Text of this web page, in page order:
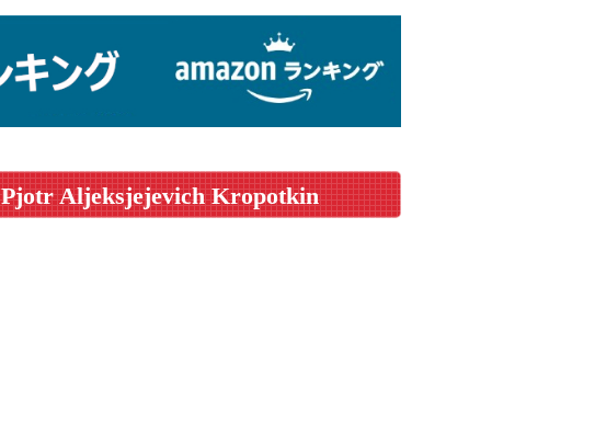
Pjotr Aljeksjejevich Kropotkin